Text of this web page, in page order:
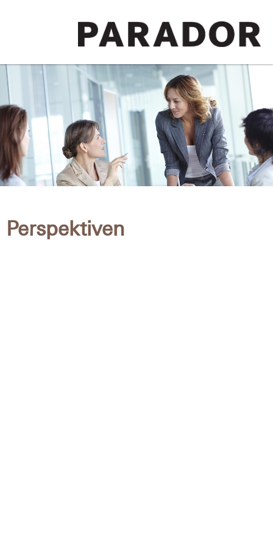
Perspektiven